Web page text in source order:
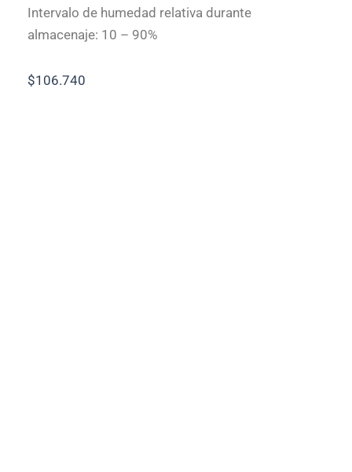
Intervalo de humedad relativa durante
almacenaje: 10 – 90%
$106.740